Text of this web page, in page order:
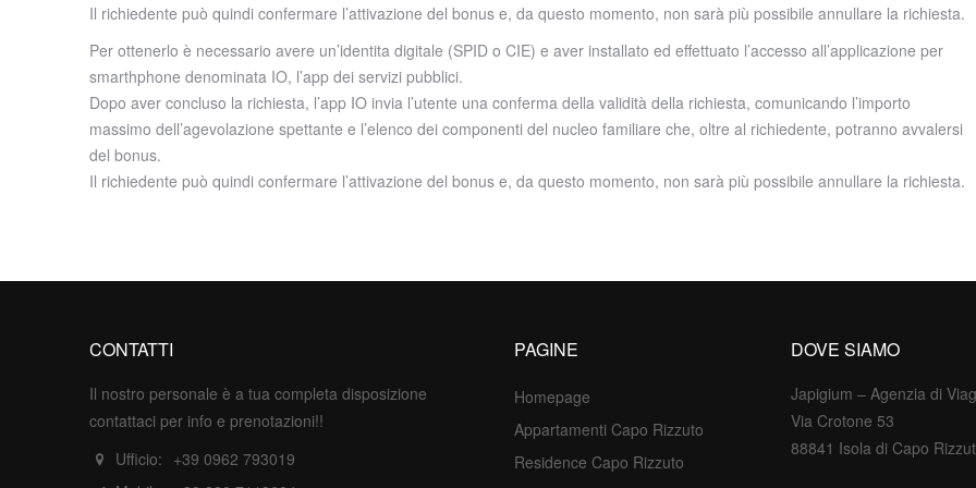
Il richiedente può quindi confermare l’attivazione del bonus e, da questo momento, non sarà più possibile annullare la richiesta.
Per ottenerlo è necessario avere un’identita digitale (SPID o CIE) e aver installato ed effettuato l’accesso all’applicazione per
smarthphone denominata IO, l’app dei servizi pubblici.
Dopo aver concluso la richiesta, l’app IO invia l’utente una conferma della validità della richiesta, comunicando l’importo
massimo dell’agevolazione spettante e l’elenco dei componenti del nucleo familiare che, oltre al richiedente, potranno avvalersi
del bonus.
Il richiedente può quindi confermare l’attivazione del bonus e, da questo momento, non sarà più possibile annullare la richiesta.
CONTATTI
Il nostro personale è a tua completa disposizione
contattaci per info e prenotazioni!!
Ufficio: +39 0962 793019
PAGINE
Homepage
Appartamenti Capo Rizzuto
Residence Capo Rizzuto
DOVE SIAMO
Japigium – Agenzia di
Via Crotone 53
88841 Isola di Capo